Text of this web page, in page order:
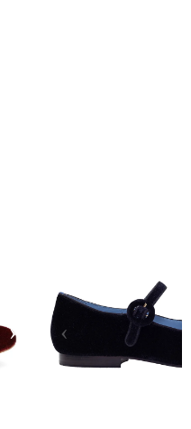
› ‹